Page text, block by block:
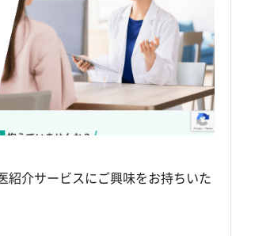
紹介サービスにご興味をお持ちいた